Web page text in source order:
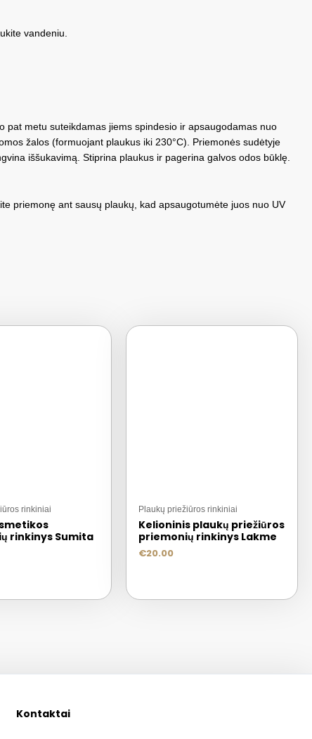
vandeniu.
pat metu suteikdamas jiems spindesio ir apsaugodamas nuo
žalos (formuojant plaukus iki 230°C). Priemonės sudėtyje
iššukavimą. Stiprina plaukus ir pagerina galvos odos būklę.
priemonę ant sausų plaukų, kad apsaugotumėte juos nuo UV
rinkiniai
rinkinys Sumita
Plaukų priežiūros rinkiniai
Kelioninis plaukų priežiūros
priemonių rinkinys Lakme
€20.00
Kontaktai